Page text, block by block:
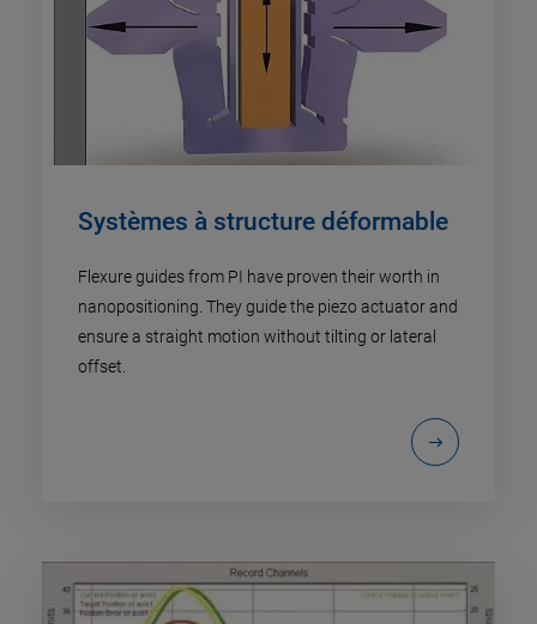
Systèmes à structure déformable
Flexure guides from PI have proven their worth in
nanopositioning. They guide the piezo actuator and
ensure a straight motion without tilting or lateral
offset.